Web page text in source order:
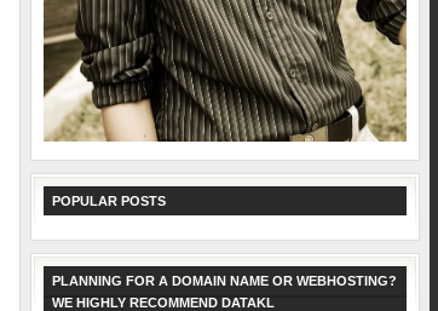
POPULAR POSTS
PLANNING FOR A DOMAIN NAME OR WEBHOSTING?
WE HIGHLY RECOMMEND DATAKL